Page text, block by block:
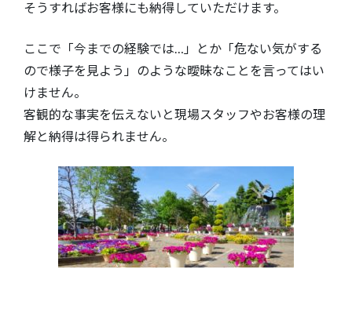
そうすればお客様にも納得していただけます。
ここで「今までの経験では…」とか「危ない気がする
ので様子を見よう」のような曖昧なことを言ってはい
けません。
客観的な事実を伝えないと現場スタッフやお客様の理
解と納得は得られません。